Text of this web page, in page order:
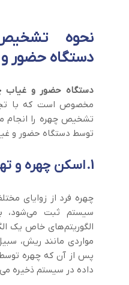
نحوه
دستگاه حضور
دستگاه حضور و غیاب
مخصوص است که با
تشخیص چهره را
توسط دستگاه حضور و
1. اسکن چهره و
چهره فرد از زوایای
سیستم ثبت می‌شود،
الگوریتم‌های خاص یک
مواردی مانند ریش،
پس از آن که چهره
داده در سیستم ذخیره